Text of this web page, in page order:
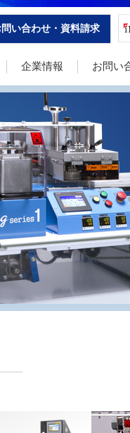
問い合わせ・資料請求
企業情報 お問い